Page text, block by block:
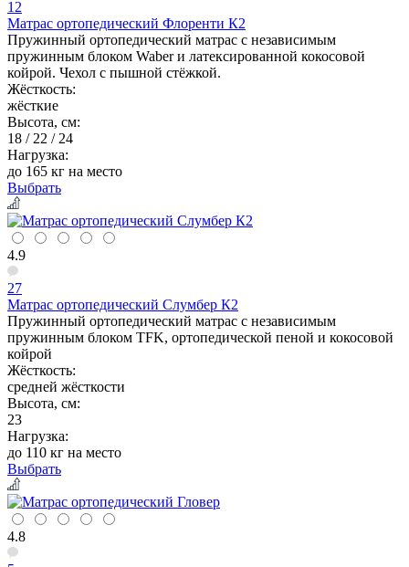
12
Матрас ортопедический Флоренти К2
Пружинный ортопедический матрас с независимым
пружинным блоком Waber и латексированной кокосовой
койрой. Чехол с пышной стёжкой.
Жёсткость:
жёсткие
Высота, см:
18 / 22 / 24
Нагрузка:
до 165 кг на место
Выбрать
4.9
27
Матрас ортопедический Слумбер К2
Пружинный ортопедический матрас с независимым
пружинным блоком TFK, ортопедической пеной и кокосовой
койрой
Жёсткость:
средней жёсткости
Высота, см:
23
Нагрузка:
до 110 кг на место
Выбрать
4.8